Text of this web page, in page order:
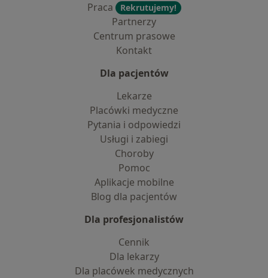
Praca
Rekrutujemy!
Partnerzy
Centrum prasowe
Kontakt
Dla pacjentów
Lekarze
Placówki medyczne
Pytania i odpowiedzi
Usługi i zabiegi
Choroby
Pomoc
Aplikacje mobilne
Blog dla pacjentów
Dla profesjonalistów
Cennik
Dla lekarzy
Dla placówek medycznych